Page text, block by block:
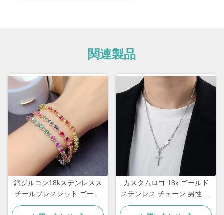
関連製品
銅ジルコン18kステンレスス
チールブレスレット ゴール
ドメッキダイヤモンド女性用
カスタムロゴ 18k ゴールド
ステンレス チェーン 男性 ジ
ュエリー クロス ペンダント